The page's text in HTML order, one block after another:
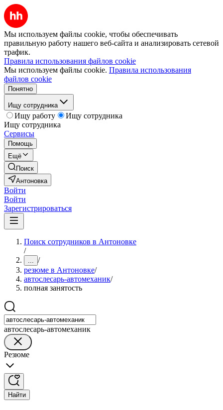
Мы используем файлы cookie, чтобы обеспечивать
правильную работу нашего веб-сайта и анализировать сетевой
трафик.
Правила использования файлов cookie
Мы используем файлы cookie. Правила использования
файлов cookie
Понятно
Ищу сотрудника
Ищу работу
Ищу сотрудника
Ищу сотрудника
Сервисы
Помощь
Ещё
Поиск
Антоновка
Войти
Войти
Зарегистрироваться
Поиск сотрудников в Антоновке
/
... /
резюме в Антоновке/
автослесарь-автомеханик/
полная занятость
автослесарь-автомеханик
Резюме
Найти